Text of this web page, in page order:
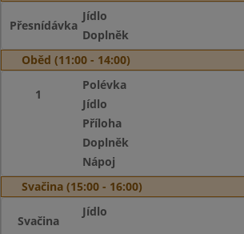
Přesnídávka
Jídlo
Doplněk
Oběd (11:00 - 14:00)
1
Polévka
Jídlo
Příloha
Doplněk
Nápoj
Svačina (15:00 - 16:00)
Svačina
Jídlo